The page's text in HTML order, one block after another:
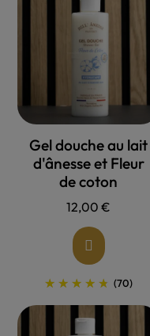
Allons voir !
Gel douche au lait
d'ânesse et Fleur
de coton
12,00 €
(70)